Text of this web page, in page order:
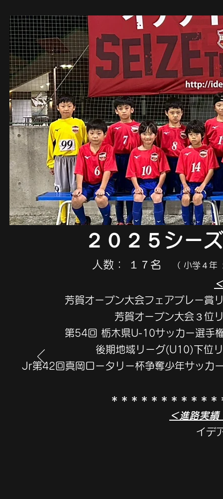
２０２５シー
人数： １７名 （ 小学４
芳賀オープン大会フ
芳賀オープン
第54回 栃木県U-10サッ
後期地域リーグ
Jr第42回真岡ロータリー杯
＊＊＊＊＊＊＊＊＊＊
＜進路実
イデ